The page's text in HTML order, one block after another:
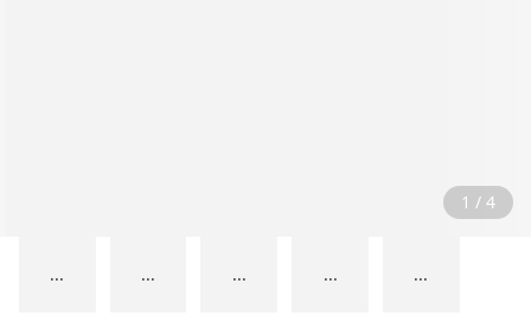
2 / 4
... ... ... ... ...